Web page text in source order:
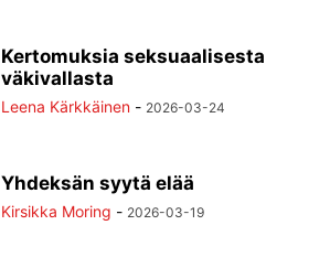
Kertomuksia seksuaalisesta
väkivallasta
Leena Kärkkäinen - 2026-03-24
Yhdeksän syytä elää
Kirsikka Moring - 2026-03-19